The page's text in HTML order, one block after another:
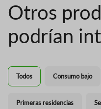
Otros
podrían
Todos Consumo bajo
Primeras residencias